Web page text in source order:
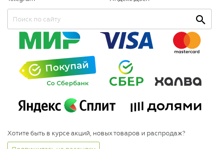
Хотите быть в курсе акций, новых товаров и распродаж?